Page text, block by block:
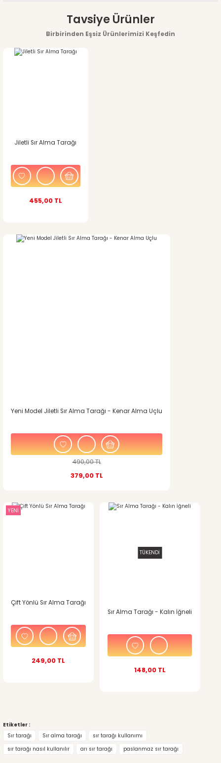
Bu ürünün fiyat bilgisi, resim, ürün açıklamalarında ve diğer
konularda yetersiz gördüğünüz noktaları öneri formunu
Ürün fiyatı diğer sitelerden daha pahalı.
Bu ürüne benzer farklı alternatifler olmalı.
Gönder
Tavsiye Ürünler
Birbirinden Eşsiz Ürünlerimizi Keşfedin
Jiletli Sır Alma Tarağı
455,00 TL
Yeni Model Jiletli Sır Alma Tarağı - Kenar Alma Uçlu
490,00 TL
379,00 TL
YENİ
Çift Yönlü Sır Alma Tarağı
249,00 TL
TÜKENDİ
Sır Alma Tarağı - Kalın İğneli
148,00 TL
Etiketler :
Sır tarağı
Sır alma tarağı
sır tarağı kullanımı
sır tarağı nasıl kullanılır
arı sır tarağı paslanmaz sır tarağı